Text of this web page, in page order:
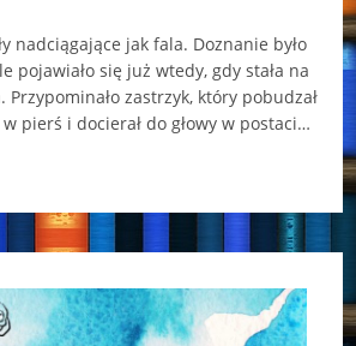
jak fala. Doznanie było
pojawiało się już wtedy, gdy stała na
zastrzyk, który pobudzał
w pierś i docierał do głowy w postaci…